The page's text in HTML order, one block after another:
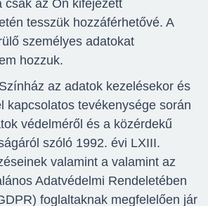
csak az Ön kifejezett
tesszük hozzáférhetővé. A
személyes adatokat
hozzuk.
az adatok kezelésekor és
kapcsolatos tevékenysége során
védelméről és a közérdekű
szóló 1992. évi LXIII.
valamint a valamint az
Adatvédelmi Rendeletében
foglaltaknak megfelelően jár